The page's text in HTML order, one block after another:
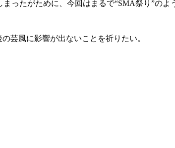
ったがために、今回はまるで“SMA祭り”のよ
芸風に影響が出ないことを祈りたい。